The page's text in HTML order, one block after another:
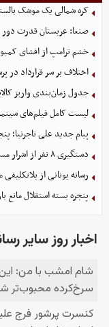
کره شمالی یک موشک
صنعا: عربستان قدرت دور
خشم ترامپ از افشای
اختلاف بر سر قرارداد در
جدول زمان‌بندی واریز
لیست کامل فیلم‌های سینمایی
پیام جدید علی تاجرنیا؛
دستگیری ۸ نفر از اشرار مسلح شاخص و مرتبطین گروهک های تروریستی
رسانه یونانی از
پنجره بسته استقلال